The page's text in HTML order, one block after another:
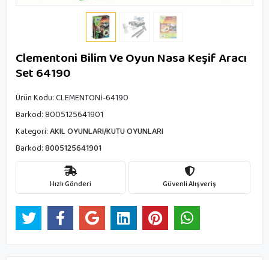
Clementoni Bilim Ve Oyun Nasa Keşif Aracı
Set 64190
Ürün Kodu:CLEMENTONİ-64190
Barkod:8005125641901
Kategori:AKIL OYUNLARI/KUTU OYUNLARI
Barkod:8005125641901
Hızlı Gönderi Güvenli Alışveriş